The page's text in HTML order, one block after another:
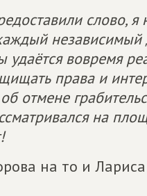
слово,
удаётся вовремя
права и
отмене
на
на то и Лариса